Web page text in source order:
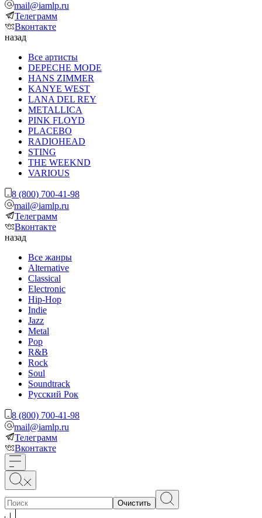
mail@iamlp.ru
Телеграмм
Вконтакте
назад
Все артисты
DEPECHE MODE
HANS ZIMMER
KANYE WEST
LANA DEL REY
METALLICA
PINK FLOYD
PLACEBO
RADIOHEAD
STING
THE WEEKND
VARIOUS
8 (800) 700-41-98
mail@iamlp.ru
Телеграмм
Вконтакте
назад
Все жанры
Alternative
Classical
Electronic
Hip-Hop
Indie
Jazz
Metal
Pop
R&B
Rock
Soul
Soundtrack
Русский Рок
8 (800) 700-41-98
mail@iamlp.ru
Телеграмм
Вконтакте
Очистить